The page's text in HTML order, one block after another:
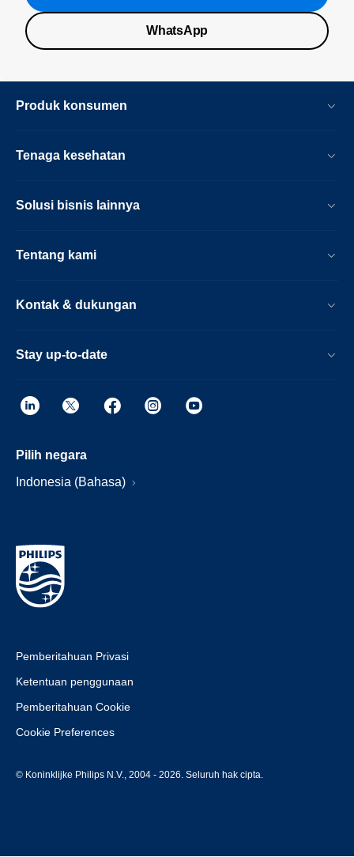
WhatsApp
Produk konsumen
Tenaga kesehatan
Solusi bisnis lainnya
Tentang kami
Kontak & dukungan
Stay up-to-date
Pilih negara
Indonesia (Bahasa)
Pemberitahuan Privasi
Ketentuan penggunaan
Pemberitahuan Cookie
Cookie Preferences
© Koninklijke Philips N.V., 2004 - 2026. Seluruh hak cipta.